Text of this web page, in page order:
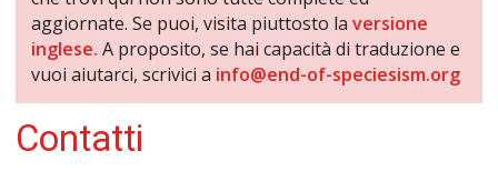
aggiornate. Se puoi, visita piuttosto la versione
inglese. A proposito, se hai capacità di traduzione e
vuoi aiutarci, scrivici a info@end-of-speciesism.org
Contatti